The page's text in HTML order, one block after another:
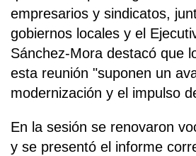
empresarios y sindicatos,
gobiernos locales y el
Sánchez-Mora destacó que
esta reunión "suponen un
modernización y el impulso
En la sesión se renovaron
y se presentó el informe